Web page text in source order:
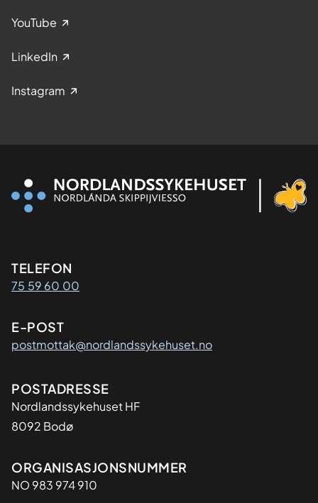
YouTube
LinkedIn
Instagram
Kontaktinformasjon
TELEFON
75 59 60 00
E-POST
postmottak@nordlandssykehuset.no
Adresse
POSTADRESSE
Nordlandssykehuset HF
8092 Bodø
Organisasjon
ORGANISASJONSNUMMER
NO 983 974 910